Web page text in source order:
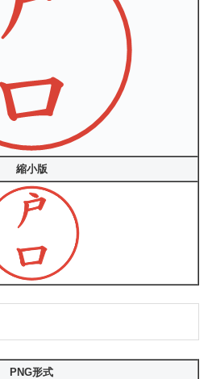
縮小版
PNG形式